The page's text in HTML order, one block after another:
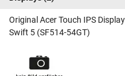
Original Acer Touch IPS
Swift 5 (SF514-54GT)